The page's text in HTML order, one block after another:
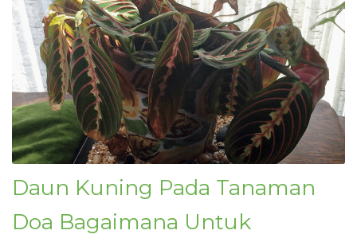
Daun Kuning Pada Tanaman
Doa Bagaimana Untuk